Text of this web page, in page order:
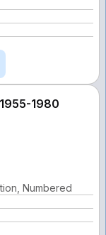
1980
Numbered